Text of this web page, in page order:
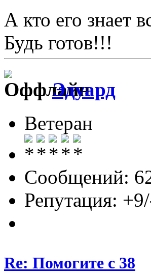
А кто его знает
Будь готов!!!
Эдуард
Ветеран
Сообщений:
Репутация:
Re: Помогите с 38